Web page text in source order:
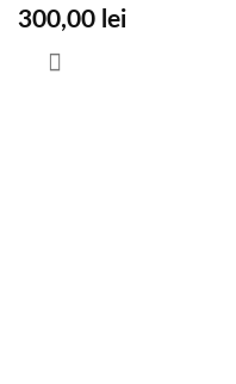
300,00 lei